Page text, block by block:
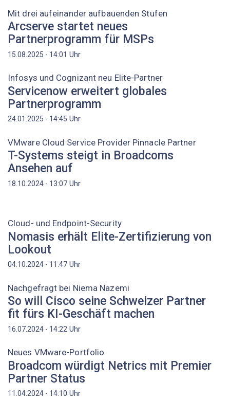
Mit drei aufeinander aufbauenden Stufen
Arcserve startet neues
Partnerprogramm für MSPs
15.08.2025 - 14:01 Uhr
Infosys und Cognizant neu Elite-Partner
Servicenow erweitert globales
Partnerprogramm
24.01.2025 - 14:45 Uhr
VMware Cloud Service Provider Pinnacle Partner
T-Systems steigt in Broadcoms
Ansehen auf
18.10.2024 - 13:07 Uhr
Cloud- und Endpoint-Security
Nomasis erhält Elite-Zertifizierung von
Lookout
04.10.2024 - 11:47 Uhr
Nachgefragt bei Niema Nazemi
So will Cisco seine Schweizer Partner
fit fürs KI-Geschäft machen
16.07.2024 - 14:22 Uhr
Neues VMware-Portfolio
Broadcom würdigt Netrics mit Premier
Partner Status
11.04.2024 - 14:10 Uhr